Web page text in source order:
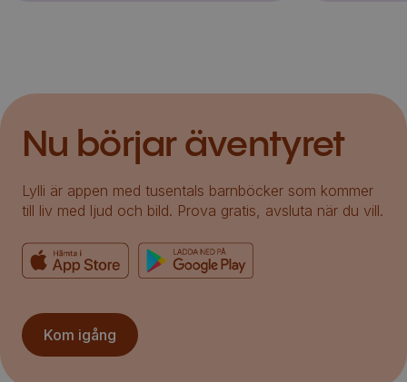
Nu börjar äventyret
Lylli är appen med tusentals barnböcker som kommer
till liv med ljud och bild. Prova gratis, avsluta när du vill.
Kom igång